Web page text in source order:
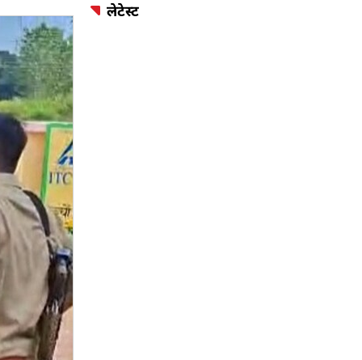
लेटेस्ट